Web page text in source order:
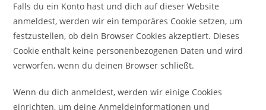
Falls du ein Konto hast und dich auf dieser Website
anmeldest, werden wir ein temporäres Cookie setzen, um
festzustellen, ob dein Browser Cookies akzeptiert. Dieses
Cookie enthält keine personenbezogenen Daten und wird
verworfen, wenn du deinen Browser schließt.
Wenn du dich anmeldest, werden wir einige Cookies
einrichten, um deine Anmeldeinformationen und